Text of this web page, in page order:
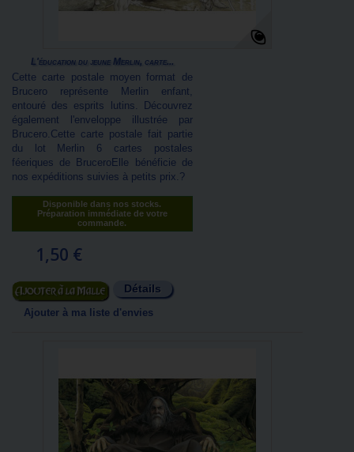
L'éducation du jeune Merlin, carte...
Cette carte postale moyen format de
Brucero représente Merlin enfant,
entouré des esprits lutins. Découvrez
également l'enveloppe illustrée par
Brucero.Cette carte postale fait partie
du lot Merlin 6 cartes postales
féeriques de BruceroElle bénéficie de
nos expéditions suivies à petits prix.?
Disponible dans nos stocks.
Préparation immédiate de votre
commande.
1,50 €
Ajouter au panier Détails
Ajouter à ma liste d'envies